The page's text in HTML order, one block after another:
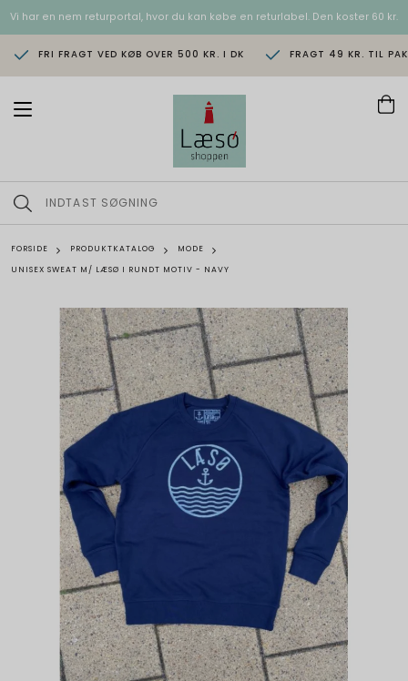
Vi har en nem returportal, hvor du kan købe en returlabel. Den koster 60 kr.
FRI FRAGT VED KØB OVER 500 KR. I DK FRAGT 49 KR. TIL
T
n
a
i
g
FORSIDE PRODUKTKATALOG
MODE
UNISEX SWEAT M/ LÆSØ I RUNDT MOTIV - NAVY